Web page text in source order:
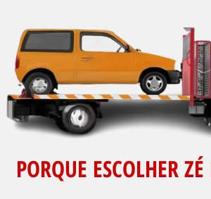
PORQUE ESCOLHER